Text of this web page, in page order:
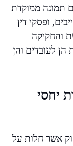
תמונה ממוקדת
ופסקי דין
והחקיקה
הן לעובדים והן
יחסי
אשר חלות על